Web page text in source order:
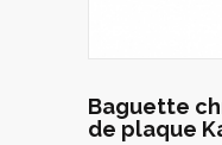
Baguette
de plaque